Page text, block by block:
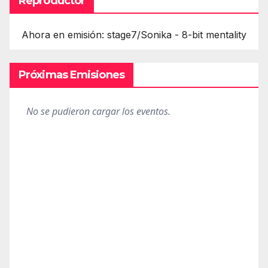
Ahora en emisión: stage7/Sonika - 8-bit mentality
Próximas Emisiones